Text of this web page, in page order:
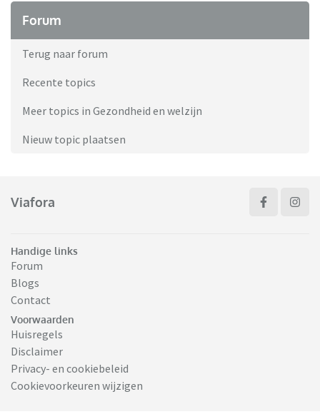
Forum
Terug naar forum
Recente topics
Meer topics in Gezondheid en welzijn
Nieuw topic plaatsen
Viafora
Handige links
Forum
Blogs
Contact
Voorwaarden
Huisregels
Disclaimer
Privacy- en cookiebeleid
Cookievoorkeuren wijzigen